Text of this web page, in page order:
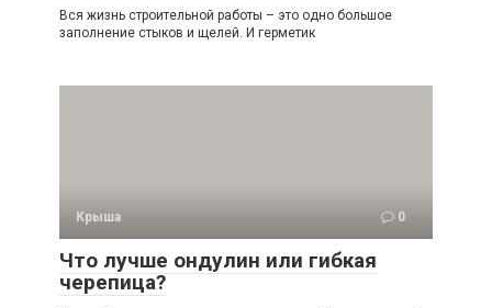
Вся жизнь строительной работы – это одно большое
заполнение стыков и щелей. И герметик
Крыша 0
Что лучше ондулин или гибкая
черепица?